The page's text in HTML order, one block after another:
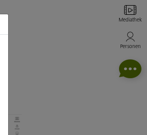
Mediathek
Personen